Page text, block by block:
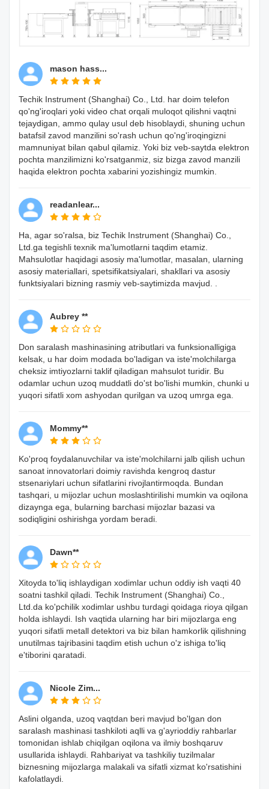
mason hass...
Techik Instrument (Shanghai) Co., Ltd. har doim telefon
qo'ng'iroqlari yoki video chat orqali muloqot qilishni vaqtni
tejaydigan, ammo qulay usul deb hisoblaydi, shuning uchun
batafsil zavod manzilini so'rash uchun qo'ng'iroqingizni
mamnuniyat bilan qabul qilamiz. Yoki biz veb-saytda elektron
pochta manzilimizni ko'rsatganmiz, siz bizga zavod manzili
haqida elektron pochta xabarini yozishingiz mumkin.
readanlear...
Ha, agar so'ralsa, biz Techik Instrument (Shanghai) Co.,
Ltd.ga tegishli texnik ma'lumotlarni taqdim etamiz.
Mahsulotlar haqidagi asosiy ma'lumotlar, masalan, ularning
asosiy materiallari, spetsifikatsiyalari, shakllari va asosiy
funktsiyalari bizning rasmiy veb-saytimizda mavjud. .
Aubrey **
Don saralash mashinasining atributlari va funksionalligiga
kelsak, u har doim modada bo'ladigan va iste'molchilarga
cheksiz imtiyozlarni taklif qiladigan mahsulot turidir. Bu
odamlar uchun uzoq muddatli do'st bo'lishi mumkin, chunki u
yuqori sifatli xom ashyodan qurilgan va uzoq umrga ega.
Mommy**
Ko'proq foydalanuvchilar va iste'molchilarni jalb qilish uchun
sanoat innovatorlari doimiy ravishda kengroq dastur
stsenariylari uchun sifatlarini rivojlantirmoqda. Bundan
tashqari, u mijozlar uchun moslashtirilishi mumkin va oqilona
dizaynga ega, bularning barchasi mijozlar bazasi va
sodiqligini oshirishga yordam beradi.
Dawn**
Xitoyda to'liq ishlaydigan xodimlar uchun oddiy ish vaqti 40
soatni tashkil qiladi. Techik Instrument (Shanghai) Co.,
Ltd.da ko'pchilik xodimlar ushbu turdagi qoidaga rioya qilgan
holda ishlaydi. Ish vaqtida ularning har biri mijozlarga eng
yuqori sifatli metall detektori va biz bilan hamkorlik qilishning
unutilmas tajribasini taqdim etish uchun o'z ishiga to'liq
e'tiborini qaratadi.
Nicole Zim...
Aslini olganda, uzoq vaqtdan beri mavjud bo'lgan don
saralash mashinasi tashkiloti aqlli va g'ayrioddiy rahbarlar
tomonidan ishlab chiqilgan oqilona va ilmiy boshqaruv
usullarida ishlaydi. Rahbariyat va tashkiliy tuzilmalar
biznesning mijozlarga malakali va sifatli xizmat ko'rsatishini
kafolatlaydi.